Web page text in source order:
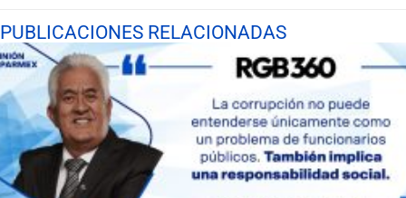
PUBLICACIONES RELACIONADAS